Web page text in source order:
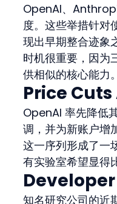
OpenAI、
度。这些举措针对
现出早期整合迹象
时机很重要，因为
供相似的核心能力
Price
OpenAI 率先降低
调，并为新账户增
这一序列形成了一
有实验室希望显得
知名研究公司的近